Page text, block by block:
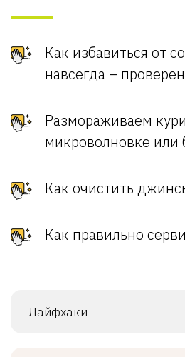
Как избавиться от
навсегда –
Размораживаем
микроволновке или
Как очистить
Как правильно
Лайфхаки